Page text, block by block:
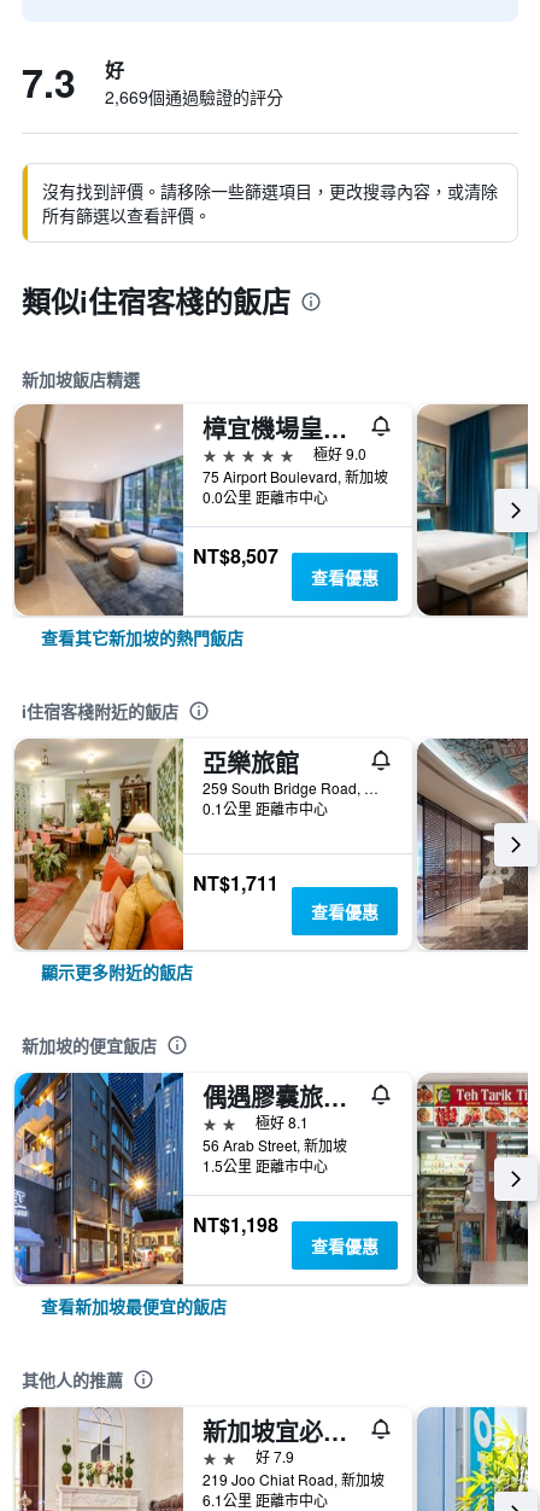
7.3 好
2,669個通過驗證的評分
沒有找到評價。請移除一些篩選項目，更改搜尋內容，或清除
所有篩選以查看評價。
類似i住宿客棧的飯店
新加坡飯店精選
樟宜機場皇冠假日酒店
5星級
極好 9.0
75 Airport Boulevard, 新加坡
0.0公里 距離市中心
NT$8,507
查看優惠
查看其它新加坡的熱門飯店
i住宿客棧附近的飯店
亞樂旅館
259 South Bridge Road, 新加坡
0.1公里 距離市中心
NT$1,711
查看優惠
顯示更多附近的飯店
新加坡的便宜飯店
偶遇膠囊旅舍@阿拉伯街
2星級
極好 8.1
56 Arab Street, 新加坡
1.5公里 距離市中心
NT$1,198
查看優惠
查看新加坡最便宜的飯店
其他人的推薦
新加坡宜必思快捷如切酒店
2星級
好 7.9
219 Joo Chiat Road, 新加坡
6.1公里 距離市中心